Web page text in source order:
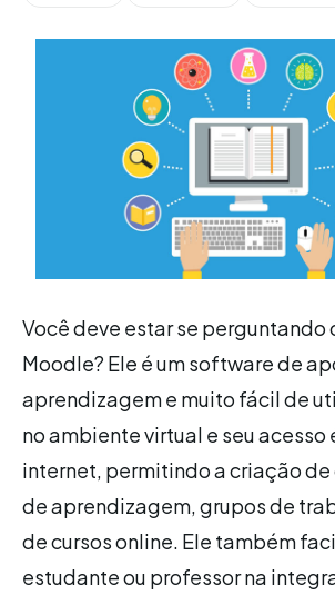
Você deve estar se perguntando
Moodle? Ele é um software de
aprendizagem e muito fácil de
no ambiente virtual e seu acesso
internet, permitindo a criação
de aprendizagem, grupos de
de cursos online. Ele também
estudante ou professor na